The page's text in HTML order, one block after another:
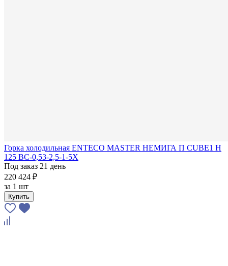
Горка холодильная ENTECO MASTER НЕМИГА П CUBE1 Н
125 ВС-0,53-2,5-1-5Х
Под заказ 21 день
220 424 ₽
за 1 шт
Купить